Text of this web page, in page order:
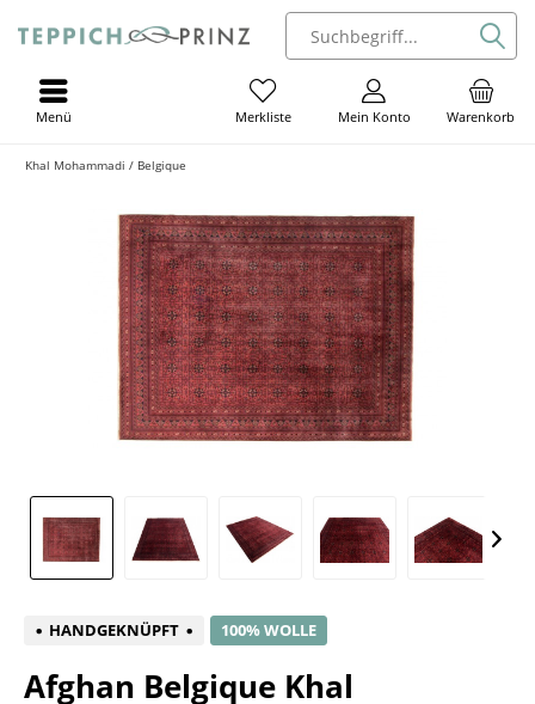
Warenkorb
Mein Konto
Merkliste
Menü
Khal Mohammadi / Belgique
HANDGEKNÜPFT 100% WOLLE
Afghan Belgique Khal